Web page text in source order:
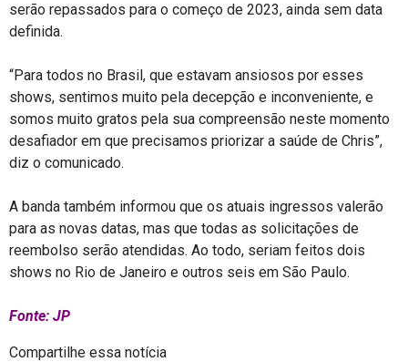
serão repassados para o começo de 2023, ainda sem data
definida.
“Para todos no Brasil, que estavam ansiosos por esses
shows, sentimos muito pela decepção e inconveniente, e
somos muito gratos pela sua compreensão neste momento
desafiador em que precisamos priorizar a saúde de Chris”,
diz o comunicado.
A banda também informou que os atuais ingressos valerão
para as novas datas, mas que todas as solicitações de
reembolso serão atendidas. Ao todo, seriam feitos dois
shows no Rio de Janeiro e outros seis em São Paulo.
Fonte: JP
Compartilhe essa notícia